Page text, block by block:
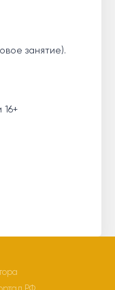
занятие).